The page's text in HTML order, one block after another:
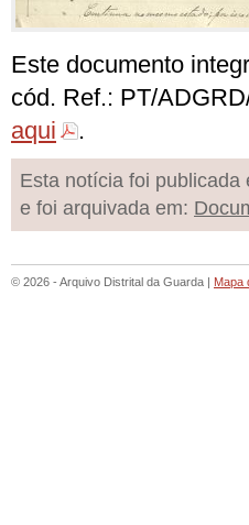
Este documento
cód. Ref.: PT/
aqui
.
Esta notícia foi publicada
e foi arquivada em:
© 2026 - Arquivo Distrital da Guarda | Mapa